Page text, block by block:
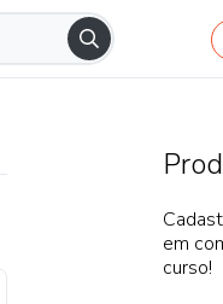
em
curso!